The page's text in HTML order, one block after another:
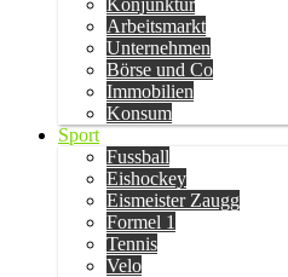
Konjunktur
Arbeitsmarkt
Unternehmen
Börse und Co
Immobilien
Konsum
Sport
Fussball
Eishockey
Eismeister Zaugg
Formel 1
Tennis
Velo